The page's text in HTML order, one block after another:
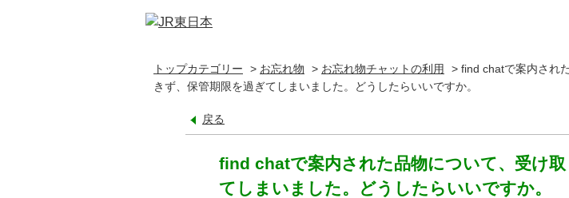
トップカテゴリー > お忘れ物 > お忘れ物チャットの利用 > find chatで案内され
きず、保管期限を過ぎてしまいました。どうしたらいいですか。
戻る
find chatで案内された品物について、受け
てしまいました。どうしたらいいですか。